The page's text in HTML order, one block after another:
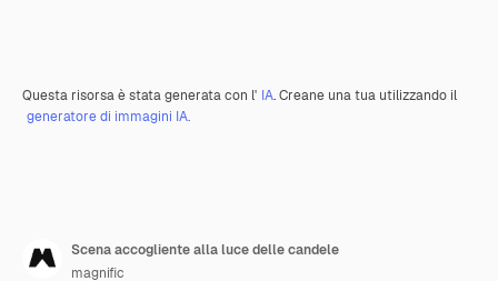
Questa risorsa è stata generata con l' IA. Creane una tua utilizzando il
generatore di immagini IA.
Scena accogliente alla luce delle candele
magnific